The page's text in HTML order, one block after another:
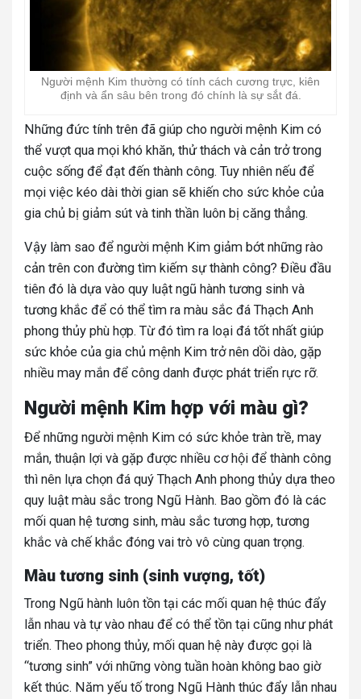
Người mệnh Kim thường có tính cách cương trực, kiên
định và ẩn sâu bên trong đó chính là sự sắt đá.
Những đức tính trên đã giúp cho người mệnh Kim có
thể vượt qua mọi khó khăn, thử thách và cản trở trong
cuộc sống để đạt đến thành công. Tuy nhiên nếu để
mọi việc kéo dài thời gian sẽ khiến cho sức khỏe của
gia chủ bị giảm sút và tinh thần luôn bị căng thẳng.
Vậy làm sao để người mệnh Kim giảm bớt những rào
cản trên con đường tìm kiếm sự thành công? Điều đầu
tiên đó là dựa vào quy luật ngũ hành tương sinh và
tương khắc để có thể tìm ra màu sắc đá Thạch Anh
phong thủy phù hợp. Từ đó tìm ra loại đá tốt nhất giúp
sức khỏe của gia chủ mệnh Kim trở nên dồi dào, gặp
nhiều may mắn để công danh được phát triển rực rỡ.
Người mệnh Kim hợp với màu gì?
Để những người mệnh Kim có sức khỏe tràn trề, may
mắn, thuận lợi và gặp được nhiều cơ hội để thành công
thì nên lựa chọn đá quý Thạch Anh phong thủy dựa theo
quy luật màu sắc trong Ngũ Hành. Bao gồm đó là các
mối quan hệ tương sinh, màu sắc tương hợp, tương
khắc và chế khắc đóng vai trò vô cùng quan trọng.
Màu tương sinh (sinh vượng, tốt)
Trong Ngũ hành luôn tồn tại các mối quan hệ thúc đẩy
lẫn nhau và tự vào nhau để có thể tồn tại cũng như phát
triển. Theo phong thủy, mối quan hệ này được gọi là
“tương sinh” với những vòng tuần hoàn không bao giờ
kết thúc. Năm yếu tố trong Ngũ Hành thúc đẩy lẫn nhau